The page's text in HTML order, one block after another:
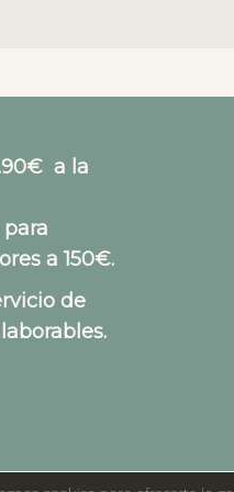
a la
a 150€.
de